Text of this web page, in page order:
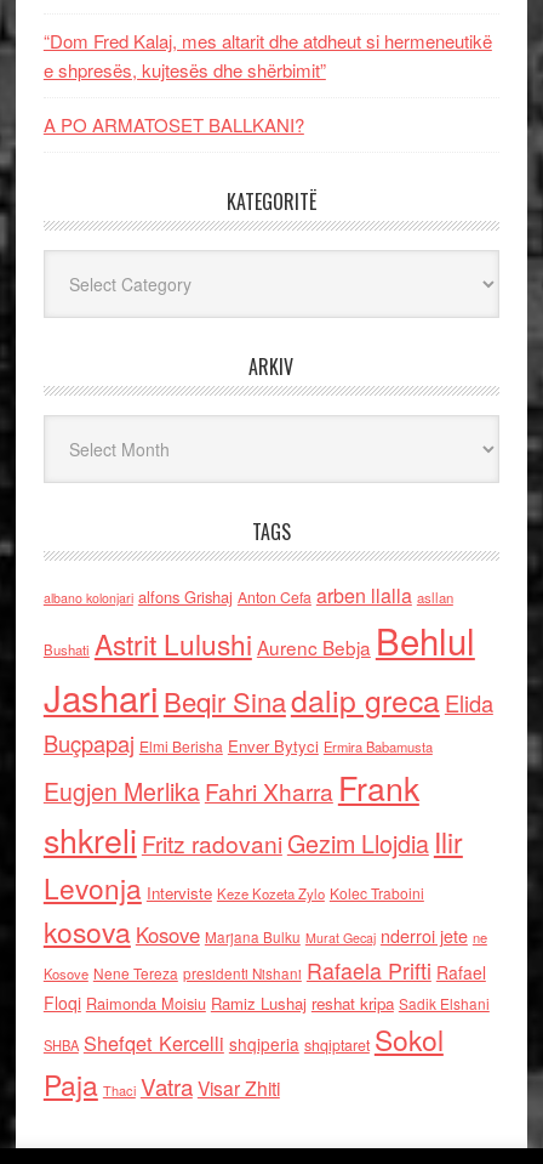
“Dom Fred Kalaj, mes altarit dhe atdheut si hermeneutikë
e shpresës, kujtesës dhe shërbimit”
A PO ARMATOSET BALLKANI?
KATEGORITË
ARKIV
TAGS
albano kolonjari alfons Grishaj Anton Cefa arben llalla asllan
Bushati Astrit Lulushi Aurenc Bebja Behlul
Jashari Beqir Sinadalip grecaElida
Buçpapaj Elmi Berisha Enver Bytyci Ermira Babamusta
Eugjen MerlikaFahri Xharra Frank
shkreli Fritz radovaniGezim Llojdia Ilir
Levonja Interviste Keze Kozeta Zylo Kolec Traboini
kosova Kosove Marjana Bulku Murat Gecaj nderroi jete ne
Kosove Nene Tereza presidenti Nishani Rafaela Prifti Rafael
Floqi Raimonda Moisiu Ramiz Lushaj reshat kripa Sadik Elshani
SHBA Shefqet Kercelli shqiperia shqiptaret Sokol
Paja Thaci VatraVisar Zhiti